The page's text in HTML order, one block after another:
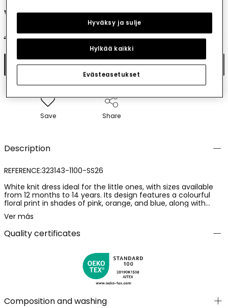
White knitted printed dress
€29.95 €14.95
Add to cart
Save Share
Description
REFERENCE:323143-1100-SS26
White knit dress ideal for the little ones, with sizes available
from 12 months to 14 years. Its design features a colourful
floral print in shades of pink, orange, and blue, along with
adorable ladybirds. The knit material is soft and comfortable,
perfect for daily wear. The detail of a bow at the waist adds a
touch of charm. With a round neckline and short sleeves, it is
a versatile and cheerful option for any occasion.
Ver más
Quality certificates
Composition and washing
Evästeasetukset
Hylkää kaikki
Hyväksy ja sulje